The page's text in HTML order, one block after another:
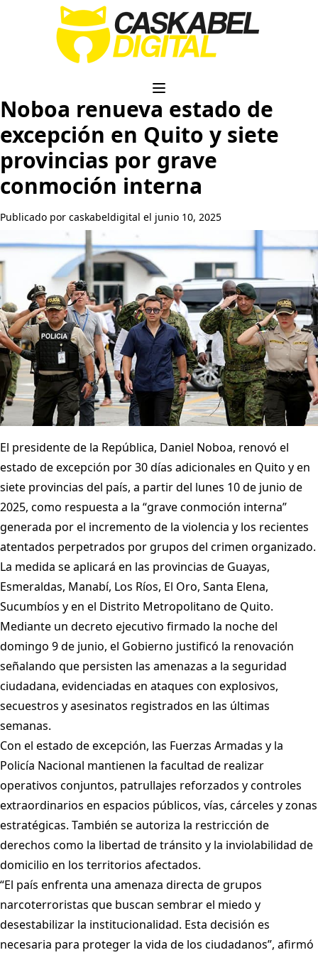
Noboa renueva estado de
excepción en Quito y siete
provincias por grave
conmoción interna
Publicado por caskabeldigital el junio 10, 2025
El presidente de la República, Daniel Noboa, renovó el
estado de excepción por 30 días adicionales en Quito y en
siete provincias del país, a partir del lunes 10 de junio de
2025, como respuesta a la “grave conmoción interna”
generada por el incremento de la violencia y los recientes
atentados perpetrados por grupos del crimen organizado.
La medida se aplicará en las provincias de Guayas,
Esmeraldas, Manabí, Los Ríos, El Oro, Santa Elena,
Sucumbíos y en el Distrito Metropolitano de Quito.
Mediante un decreto ejecutivo firmado la noche del
domingo 9 de junio, el Gobierno justificó la renovación
señalando que persisten las amenazas a la seguridad
ciudadana, evidenciadas en ataques con explosivos,
secuestros y asesinatos registrados en las últimas
semanas.
Con el estado de excepción, las Fuerzas Armadas y la
Policía Nacional mantienen la facultad de realizar
operativos conjuntos, patrullajes reforzados y controles
extraordinarios en espacios públicos, vías, cárceles y zonas
estratégicas. También se autoriza la restricción de
derechos como la libertad de tránsito y la inviolabilidad de
domicilio en los territorios afectados.
“El país enfrenta una amenaza directa de grupos
narcoterroristas que buscan sembrar el miedo y
desestabilizar la institucionalidad. Esta decisión es
necesaria para proteger la vida de los ciudadanos”, afirmó